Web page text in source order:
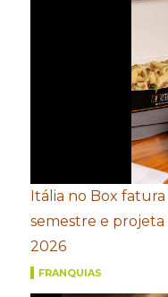
Itália no Box
semestre e projeta
2026
FRANQUIAS